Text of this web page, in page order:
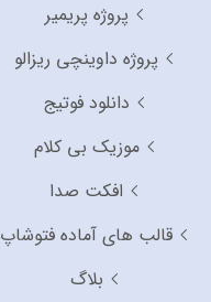
پروژه پریمیر
پروژه داوینچی ریزالو
دانلود فوتیج
موزیک بی کلام
افکت صدا
قالب های آماده فتوشاپ
بلاگ